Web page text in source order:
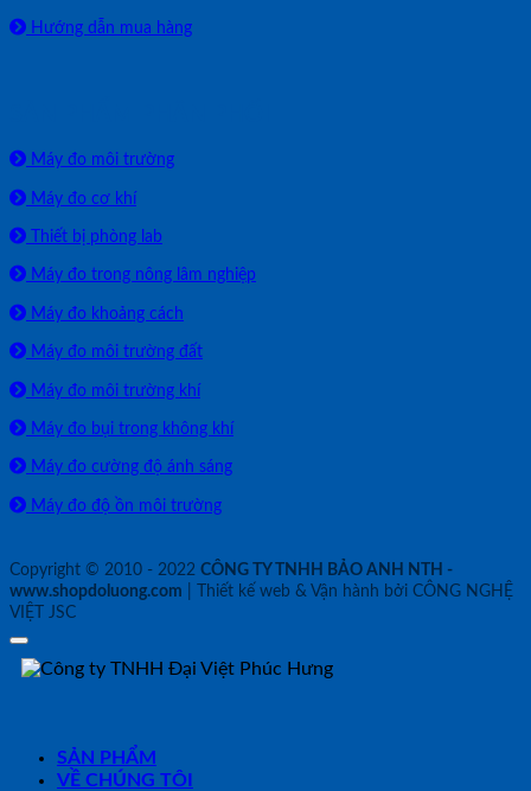
Hướng dẫn mua hàng
Máy đo môi trường
Máy đo cơ khí
Thiết bị phòng lab
Máy đo trong nông lâm nghiệp
Máy đo khoảng cách
Máy đo môi trường đất
Máy đo môi trường khí
Máy đo bụi trong không khí
Máy đo cường độ ánh sáng
Máy đo độ ồn môi trường
Copyright © 2010 - 2022 CÔNG TY TNHH BẢO ANH NTH -
www.shopdoluong.com | Thiết kế web & Vận hành bởi CÔNG NGHỆ
VIỆT JSC
SẢN PHẨM
VỀ CHÚNG TÔI